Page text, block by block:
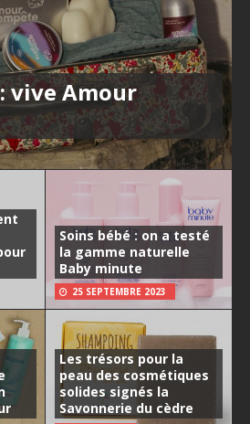
vive Amour
Soins bébé : on a testé
la gamme naturelle
Baby minute
25 SEPTEMBRE 2023
Les trésors pour la
peau des cosmétiques
solides signés la
Savonnerie du cèdre